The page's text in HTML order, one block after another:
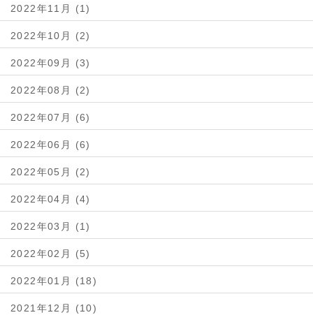
2022年11月 (1)
2022年10月 (2)
2022年09月 (3)
2022年08月 (2)
2022年07月 (6)
2022年06月 (6)
2022年05月 (2)
2022年04月 (4)
2022年03月 (1)
2022年02月 (5)
2022年01月 (18)
2021年12月 (10)